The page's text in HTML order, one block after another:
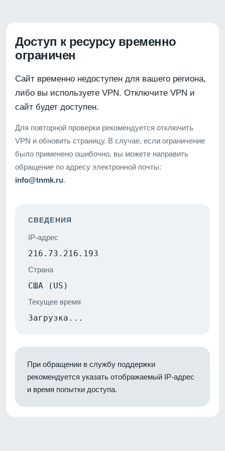
Доступ к ресурсу временно
ограничен
Сайт временно недоступен для вашего региона,
либо вы используете VPN. Отключите VPN и
сайт будет доступен.
Для повторной проверки рекомендуется отключить
VPN и обновить страницу. В случае, если ограничение
было применено ошибочно, вы можете направить
обращение по адресу электронной почты:
info@tnmk.ru.
СВЕДЕНИЯ
IP-адрес
216.73.216.193
Страна
США (US)
Текущее время
Загрузка...
При обращении в службу поддержки
рекомендуется указать отображаемый IP-адрес
и время попытки доступа.